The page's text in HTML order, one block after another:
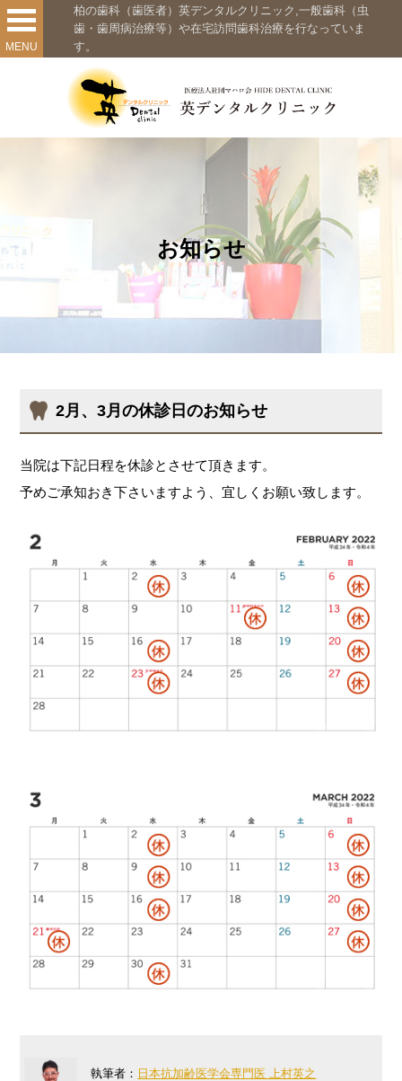
MENU
柏の歯科（歯医者）英デンタルクリニック,一般歯科（虫
歯・歯周病治療等）や在宅訪問歯科治療を行なっていま
す。
お知らせ
2月、3月の休診日のお知らせ
当院は下記日程を休診とさせて頂きます。
予めご承知おき下さいますよう、宜しくお願い致します。
執筆者： 日本抗加齢医学会専門医 上村英之